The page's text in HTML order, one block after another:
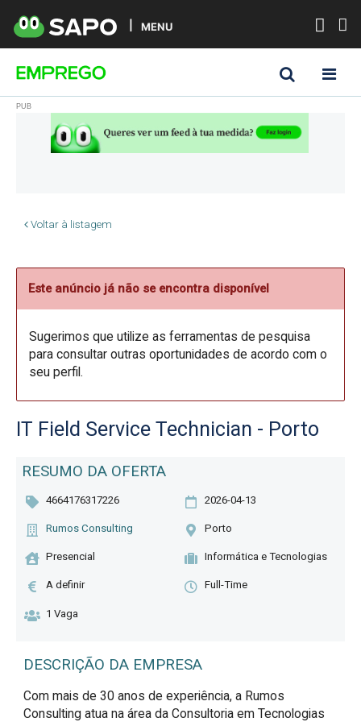
MENU
Voltar à listagem
Este anúncio já não se encontra disponível
Sugerimos que utilize as ferramentas de pesquisa
para consultar outras oportunidades de acordo com o
seu perfil.
IT Field Service Technician - Porto
RESUMO DA OFERTA
4664176317226 2026-04-13
Rumos Consulting Porto
Presencial Informática e Tecnologias
A definir Full-Time
1 Vaga
DESCRIÇÃO DA EMPRESA
Com mais de 30 anos de experiência, a Rumos
Consulting atua na área da Consultoria em Tecnologias